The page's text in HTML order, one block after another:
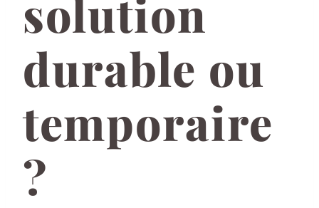
solution
durable ou
temporaire
?